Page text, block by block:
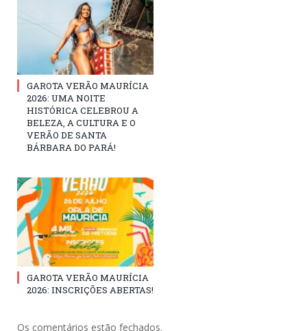
GAROTA VERÃO MAURÍCIA
2026: UMA NOITE
HISTÓRICA CELEBROU A
BELEZA, A CULTURA E O
VERÃO DE SANTA
BÁRBARA DO PARÁ!
GAROTA VERÃO MAURÍCIA
2026: INSCRIÇÕES ABERTAS!
Os comentários estão fechados.